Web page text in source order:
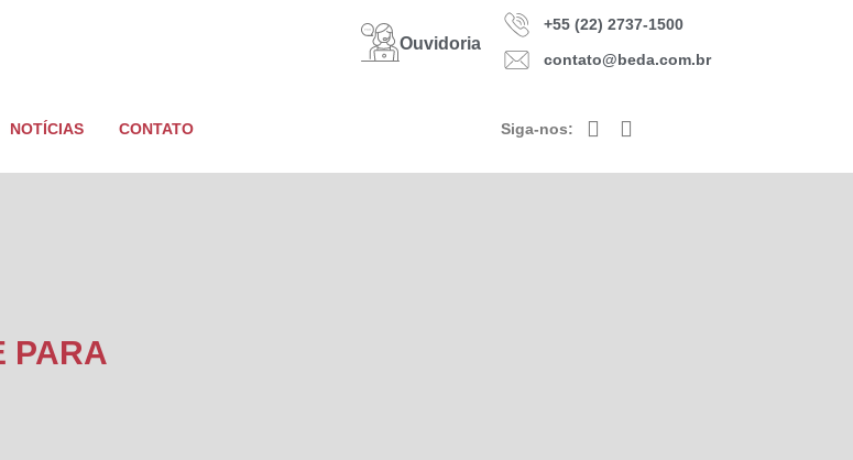
Ouvidoria
+55 (22) 2737-1500
contato@beda.com.br
NOTÍCIAS CONTATO Siga-nos:
PARA